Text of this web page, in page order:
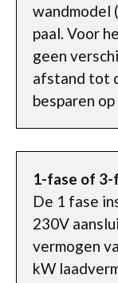
wandmodel
paal. Voor
geen
afstand tot
besparen
1-fase of
De 1 fase
230V
vermogen
kW